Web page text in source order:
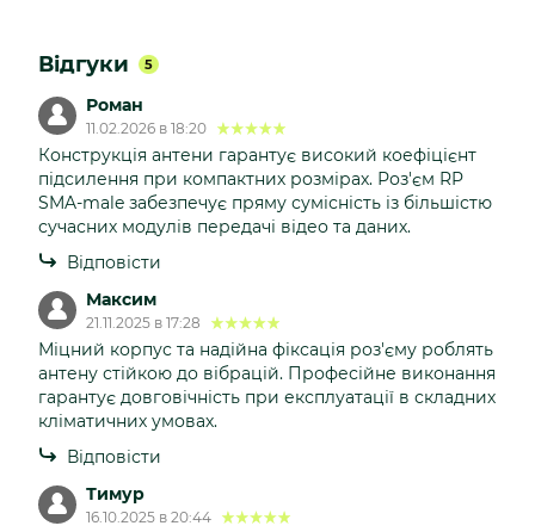
Відгуки 5
Роман
11.02.2026 в 18:20
Конструкція антени гарантує високий коефіцієнт
підсилення при компактних розмірах. Роз'єм RP
SMA-male забезпечує пряму сумісність із більшістю
сучасних модулів передачі відео та даних.
Відповісти
Максим
21.11.2025 в 17:28
Міцний корпус та надійна фіксація роз'єму роблять
антену стійкою до вібрацій. Професійне виконання
гарантує довговічність при експлуатації в складних
кліматичних умовах.
Відповісти
Тимур
16.10.2025 в 20:44